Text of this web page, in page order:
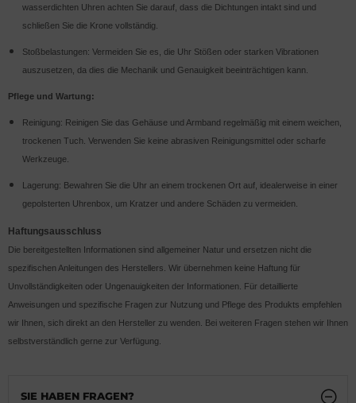
SIE HABEN FRAGEN?
wasserdichten Uhren achten Sie darauf, dass die Dichtungen intakt sind und
schließen Sie die Krone vollständig.
Stoßbelastungen: Vermeiden Sie es, die Uhr Stößen oder starken Vibrationen
auszusetzen, da dies die Mechanik und Genauigkeit beeinträchtigen kann.
Pflege und Wartung:
Reinigung: Reinigen Sie das Gehäuse und Armband regelmäßig mit einem weichen,
trockenen Tuch. Verwenden Sie keine abrasiven Reinigungsmittel oder scharfe
Werkzeuge.
Lagerung: Bewahren Sie die Uhr an einem trockenen Ort auf, idealerweise in einer
gepolsterten Uhrenbox, um Kratzer und andere Schäden zu vermeiden.
Haftungsausschluss
Die bereitgestellten Informationen sind allgemeiner Natur und ersetzen nicht die
spezifischen Anleitungen des Herstellers. Wir übernehmen keine Haftung für
Unvollständigkeiten oder Ungenauigkeiten der Informationen. Für detaillierte
Anweisungen und spezifische Fragen zur Nutzung und Pflege des Produkts empfehlen
wir Ihnen, sich direkt an den Hersteller zu wenden. Bei weiteren Fragen stehen wir Ihnen
selbstverständlich gerne zur Verfügung.